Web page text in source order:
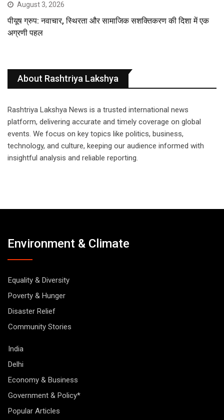
August 3, 2026
पीयूष ग्रुप: नवाचार, स्थिरता और सामाजिक सशक्तिकरण की दिशा में एक
अग्रणी पहल
About Rashtriya Lakshya
Rashtriya Lakshya News is a trusted international news
platform, delivering accurate and timely coverage on global
events. We focus on key topics like politics, business,
technology, and culture, keeping our audience informed with
insightful analysis and reliable reporting.
Environment & Climate
Equality & Diversity
Poverty & Hunger
Disaster Relief
Community Stories
India
Delhi
Economy & Business
Government & Policy*
Popular Articles